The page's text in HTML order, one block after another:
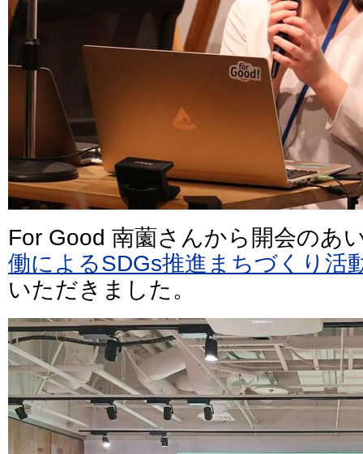
For Good 南薗さんから開会のあ
働によるSDGs推進まちづくり活
いただきました。